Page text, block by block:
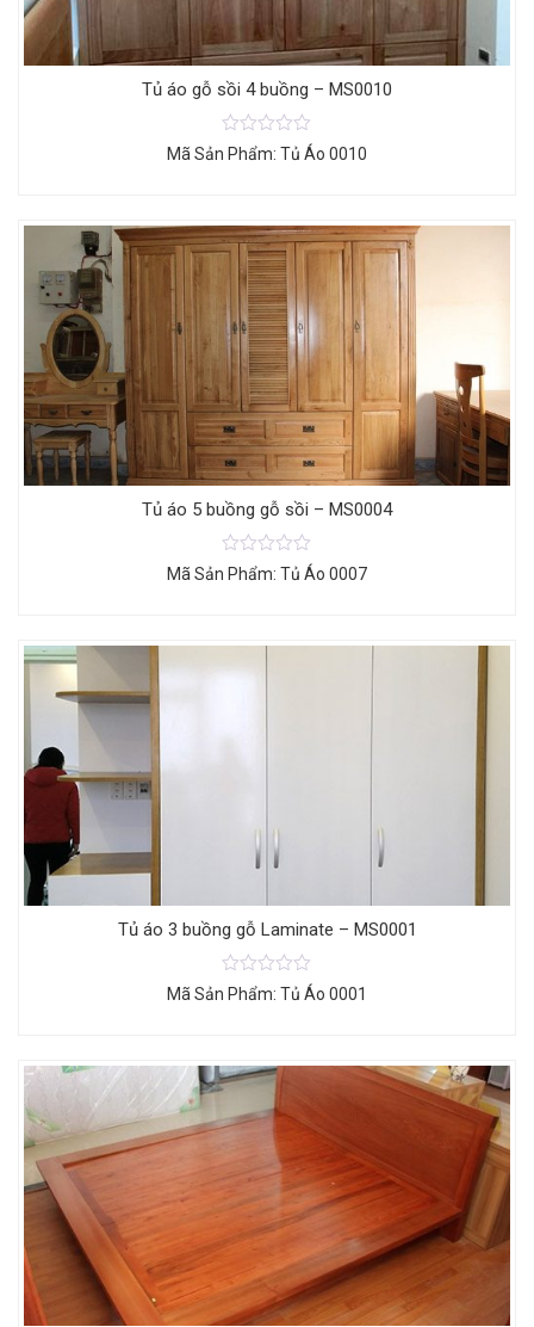
Tủ áo gỗ sồi 4 buồng – MS0010
Mã Sản Phẩm: Tủ Áo 0010
Tủ áo 5 buồng gỗ sồi – MS0004
Mã Sản Phẩm: Tủ Áo 0007
Tủ áo 3 buồng gỗ Laminate – MS0001
Mã Sản Phẩm: Tủ Áo 0001